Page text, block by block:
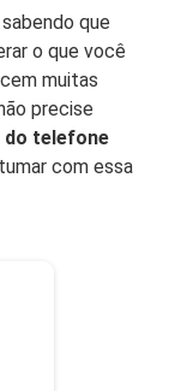
que
o que você
muitas
precise
do telefone
com essa